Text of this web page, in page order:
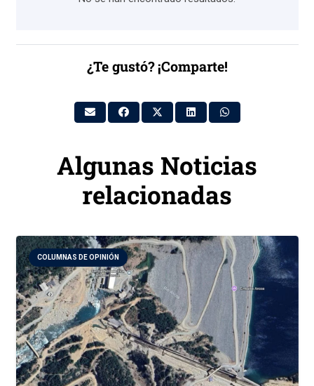
¿Te gustó? ¡Comparte!
Algunas Noticias
relacionadas
COLUMNAS DE OPINIÓN